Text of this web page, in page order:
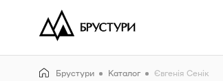
Брустури Каталог Євгенія Сенік